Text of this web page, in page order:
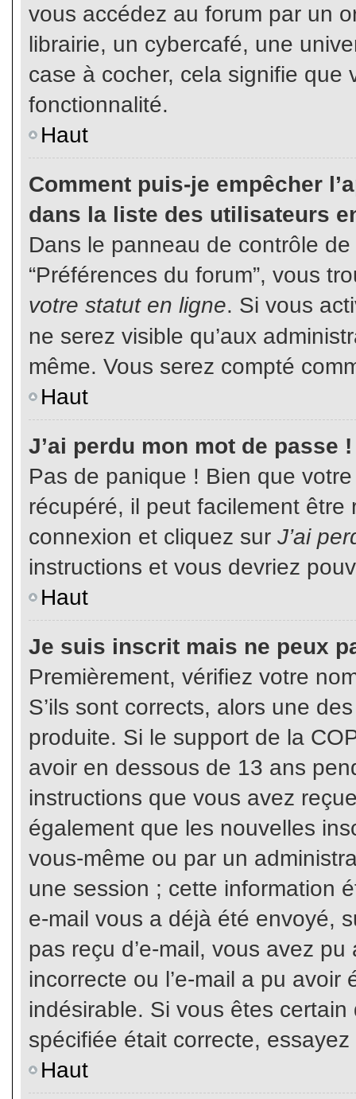
vous accédez au forum par un
librairie, un cybercafé, une
case à cocher, cela signifie que
fonctionnalité.
Haut
Comment puis-je empêcher
dans la liste des utilisateurs
Dans le panneau de contrôle
“Préférences du forum”, vous
votre statut en ligne. Si vous
ne serez visible qu’aux
même. Vous serez compté
Haut
J’ai perdu mon mot de passe !
Pas de panique ! Bien que
récupéré, il peut facilement
connexion et cliquez sur J’ai
instructions et vous devriez
Haut
Je suis inscrit mais ne peux
Premièrement, vérifiez votre
S’ils sont corrects, alors une
produite. Si le support de la
avoir en dessous de 13 ans
instructions que vous avez
également que les nouvelles
vous-même ou par un
une session ; cette information
e-mail vous a déjà été envoyé,
pas reçu d’e-mail, vous avez
incorrecte ou l’e-mail a pu
indésirable. Si vous êtes
spécifiée était correcte,
Haut